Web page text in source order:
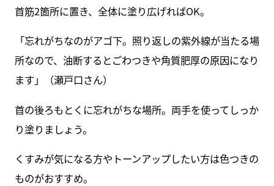
首筋2箇所に置き、全体に塗り広げればOK。
「忘れがちなのがアゴ下。照り返しの紫外線が当たる場
所なので、油断するとごわつきや角質肥厚の原因になり
ます」（瀬戸口さん）
首の後ろもとくに忘れがちな場所。両手を使ってしっか
り塗りましょう。
くすみが気になる方やトーンアップしたい方は色つきの
ものがおすすめ。